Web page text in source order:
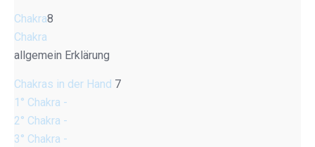
Chakra8
Chakra
allgemein Erklärung
Chakras in der Hand 7
1° Chakra -
2° Chakra -
3° Chakra -